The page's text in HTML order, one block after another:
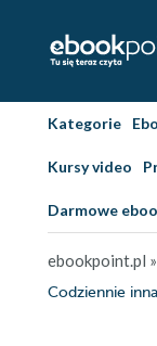
Kategorie
Kursy video
Darmowe
ebookpoint.pl »
Codziennie